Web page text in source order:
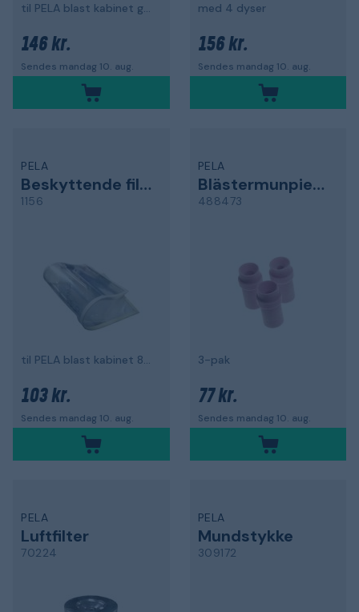
til PELA blast kabinet gulvmodeller
146 kr.
Sendes mandag 10. aug.
med 4 dyser
156 kr.
Sendes mandag 10. aug.
PELA
Beskyttende film
1156
til PELA blast kabinet 86790 og 502331
103 kr.
Sendes mandag 10. aug.
PELA
Blästermunpiece
488473
3-pak
77 kr.
Sendes mandag 10. aug.
PELA
Luftfilter
70224
PELA
Mundstykke
309172